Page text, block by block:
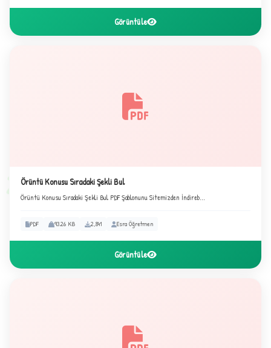
Görüntüle
Örüntü Konusu Sıradaki Şekli Bul
Örüntü Konusu Sıradaki Şekli Bul PDF Şablonunu Sitemizden İndireb...
PDF 93.26 KB 2,841 Esra Öğretmen
Görüntüle